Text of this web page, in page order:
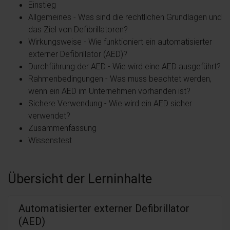
Einstieg
Allgemeines - Was sind die rechtlichen Grundlagen und
das Ziel von Defibrillatoren?
Wirkungsweise - Wie funktioniert ein automatisierter
externer Defibrillator (AED)?
Durchführung der AED - Wie wird eine AED ausgeführt?
Rahmenbedingungen - Was muss beachtet werden,
wenn ein AED im Unternehmen vorhanden ist?
Sichere Verwendung - Wie wird ein AED sicher
verwendet?
Zusammenfassung
Wissenstest
Übersicht der Lerninhalte
Automatisierter externer Defibrillator
(AED)